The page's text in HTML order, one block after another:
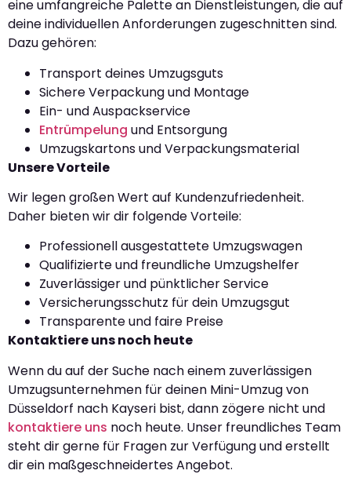
eine umfangreiche Palette an Dienstleistungen, die auf
deine individuellen Anforderungen zugeschnitten sind.
Dazu gehören:
Transport deines Umzugsguts
Sichere Verpackung und Montage
Ein- und Auspackservice
Entrümpelung und Entsorgung
Umzugskartons und Verpackungsmaterial
Unsere Vorteile
Wir legen großen Wert auf Kundenzufriedenheit.
Daher bieten wir dir folgende Vorteile:
Professionell ausgestattete Umzugswagen
Qualifizierte und freundliche Umzugshelfer
Zuverlässiger und pünktlicher Service
Versicherungsschutz für dein Umzugsgut
Transparente und faire Preise
Kontaktiere uns noch heute
Wenn du auf der Suche nach einem zuverlässigen
Umzugsunternehmen für deinen Mini-Umzug von
Düsseldorf nach Kayseri bist, dann zögere nicht und
kontaktiere uns noch heute. Unser freundliches Team
steht dir gerne für Fragen zur Verfügung und erstellt
dir ein maßgeschneidertes Angebot.